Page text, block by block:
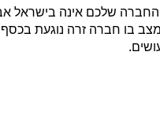
שלכם אינה בישראל
בו חברה זרה נוגעת